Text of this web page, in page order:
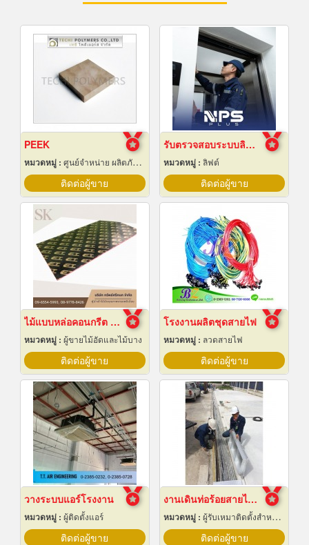
PEEK
หมวดหมู่ : ศูนย์จำหน่าย ผลิตภัณฑ์พลาสติกชนิดแท่ง ท่อ แผ่นและสาย
ติดต่อผู้ขาย
รับตรวจสอบระบบลิฟต์ ซ่อมบำรุงรักษา Maintenance
หมวดหมู่ : ลิฟต์
ติดต่อผู้ขาย
ไม้แบบหล่อคอนกรีต ไม้แบบเทปูน
หมวดหมู่ : ผู้ขายไม้อัดและไม้บาง
ติดต่อผู้ขาย
โรงงานผลิตชุดสายไฟ
หมวดหมู่ : ลวดสายไฟ
ติดต่อผู้ขาย
วางระบบแอร์โรงงาน
หมวดหมู่ : ผู้ติดตั้งแอร์
ติดต่อผู้ขาย
งานเดินท่อร้อยสายไฟฟ้า ระยอง
หมวดหมู่ : ผู้รับเหมาติดตั้งสำหรับบ้านและโรงงานไฟฟ้า
ติดต่อผู้ขาย